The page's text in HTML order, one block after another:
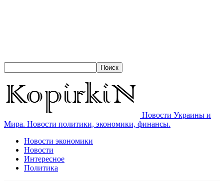
Новости Украины и
Мира. Новости политики, экономики, финансы.
Новости экономики
Новости
Интересное
Политика